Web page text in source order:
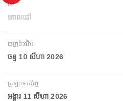
ទៅ
គោលដៅ
ចេញដំណើរ
ចន្ទ 10 សីហា 2026
ត្រឡប់មកវិញ
អង្គារ 11 សីហា 2026